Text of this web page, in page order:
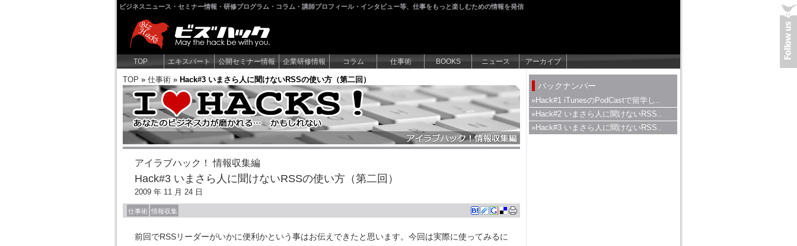
ビジネスニュース・セミナー情報・研修プログラム・コラム・講師プロフィール・インタビュー等、仕事をもっと楽しむための情報を発信
TOP エキスパート 公開セミナー情報 企業研修情報 コラム 仕事術 BOOKS ニュース アーカイブ
TOP » 仕事術 » Hack#3 いまさら人に聞けないRSSの使い方（第二回）
アイラブハック！ 情報収集編
Hack#3 いまさら人に聞けないRSSの使い方（第二回）
2009 年 11 月 24 日
仕事術 情報収集
前回でRSSリーダーがいかに便利かという事はお伝えできたと思います。今回は実際に使ってみるに
バックナンバー
»Hack#1 iTunesのPodCastで留学し..
»Hack#2 いまさら人に聞けないRSS..
»Hack#3 いまさら人に聞けないRSS..